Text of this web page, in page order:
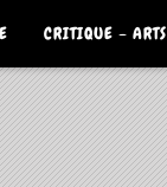
CRITIQUE – ARTS